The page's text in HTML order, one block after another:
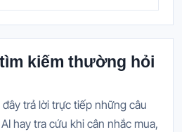
kiếm thường hỏi
trả lời trực tiếp những câu
hay tra cứu khi cân nhắc mua,